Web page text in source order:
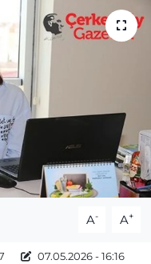
A- A+
07.05.2026 - 16:16